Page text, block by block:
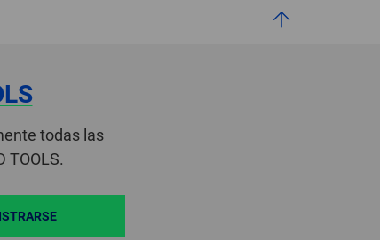
todas las
TOOLS.